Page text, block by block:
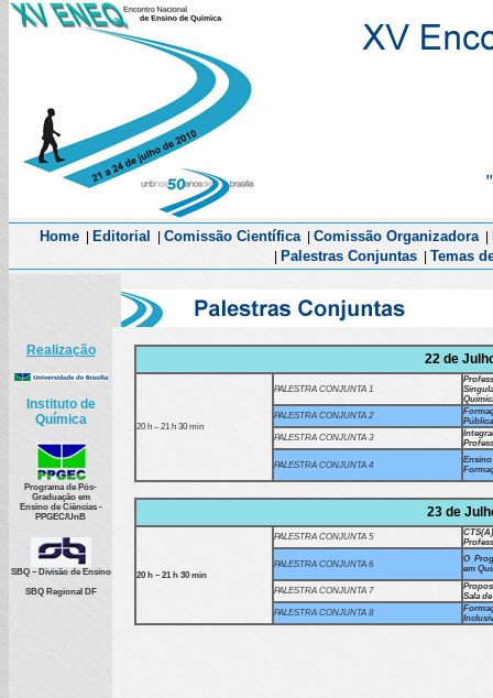
Home Editorial Comissão Científica| Comissão Organizadora|
Palestras Conjuntas| Temas
Realização
Instituto de
Química
Programa de Pós-
Graduação em
Ensino de Ciências -
PPGEC/UnB
SBQ – Divisão de Ensino
SBQ Regional DF
22 de
20 h – 21 h 30 min
PALESTRA CONJUNTA 1
PALESTRA CONJUNTA 2
PALESTRA CONJUNTA 3
PALESTRA CONJUNTA 4
23 de
20 h – 21 h 30 min
PALESTRA CONJUNTA 5
PALESTRA CONJUNTA 6
O
em
PALESTRA CONJUNTA 7
Sala
PALESTRA CONJUNTA 8